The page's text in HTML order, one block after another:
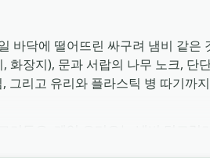
바닥에 떨어뜨린 싸구려 냄비 같은
화장지), 문과 서랍의 나무 노크, 단
그리고 유리와 플라스틱 병 따기까지